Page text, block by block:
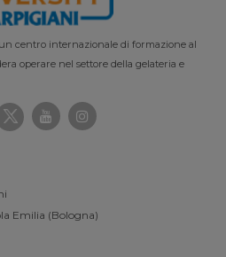
centro internazionale di formazione al
operare nel settore della gelateria e
Emilia (Bologna)